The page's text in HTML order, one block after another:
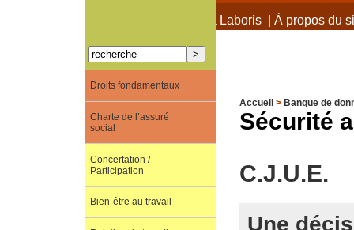
À propos de Terra Laboris| À propos du
Accueil > Banque de
Sécurité
C.J.U.E.
Une
Droits fondamentaux
Charte de l’assuré
social
Concertation /
Participation
Bien-être au travail